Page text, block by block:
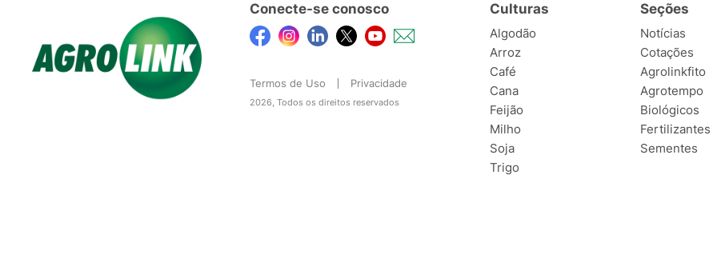
Conecte-se conosco
Termos de Uso Privacidade
2026, Todos os direitos reservados
Culturas
Algodão
Arroz
Café
Cana
Feijão
Milho
Soja
Trigo
Seções
Notícias
Cotações
Agrolinkfito
Agrotempo
Biológicos
Fertilizantes
Sementes